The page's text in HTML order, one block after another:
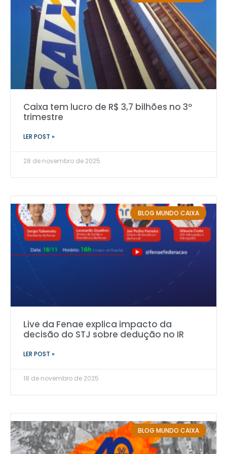
Caixa tem lucro de R$ 3,7 bilhões no 3º
trimestre
LER POST »
28 de novembro de 2025
BLOG MUNDO CAIXA
Live da Fenae explica impacto da
decisão do STJ sobre dedução no IR
LER POST »
18 de novembro de 2025
BLOG MUNDO CAIXA